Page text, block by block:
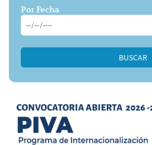
Por Fecha
BUSCAR